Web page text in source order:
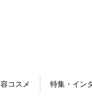
コスメ 特集・イン